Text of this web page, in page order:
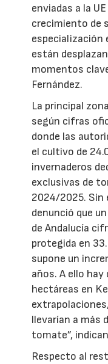
enviadas a la
crecimiento de
especialización
están
momentos
Fernández.
La principal
según cifras
donde las
el cultivo de
invernaderos
exclusivas de
2024/2025. Sin
denunció que
de Andalucía
protegida en
supone un
años. A ello
hectáreas en
llevarían a más
tomate”,
Respecto al